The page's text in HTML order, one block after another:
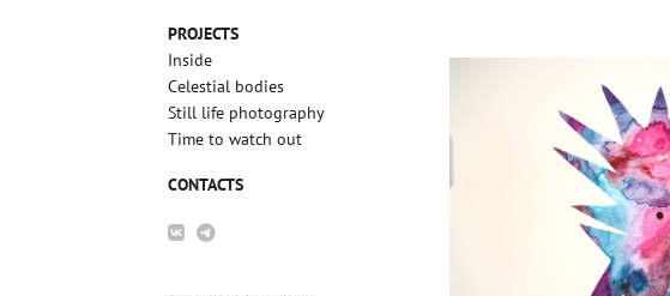
PROJECTS
Inside
Celestial bodies
Still life photography
Time to watch out
CONTACTS